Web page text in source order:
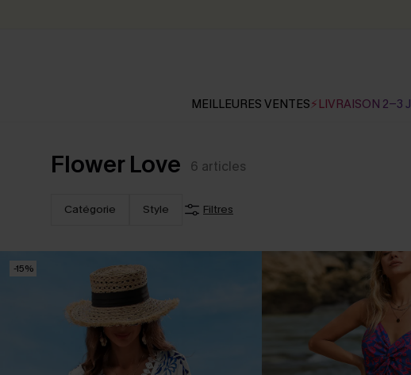
MEILLEURES VENTES⚡LIVRAISON 2-3 J
Flower Love 6 articles
Catégorie Style Filtres
-15%